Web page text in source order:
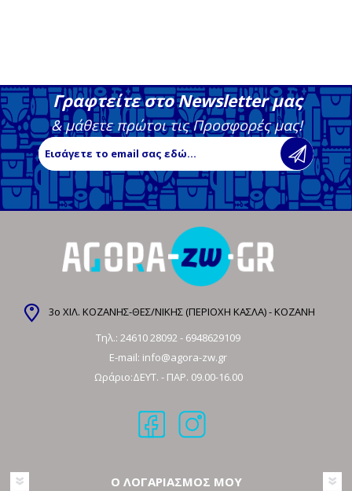
Γραφτείτε στο Newsletter μας
& μάθετε πρώτοι τις Προσφορές μας!
3ο ΧΙΛ. ΚΟΖΑΝΗΣ-ΘΕΣ/ΝΙΚΗΣ (ΠΕΡΙΟΧΗ ΚΑΣΛΑ) - ΚΟΖΑΝΗ
Τηλ.: 24610 28092- 6948629109
E-mail: info@agora-zw.gr
Ωράριο:ΔΕΥΤ. - ΠΑΡ. 09.00-16.00
Ο ΛΟΓΑΡΙΑΣΜΟΣ ΜΟΥ